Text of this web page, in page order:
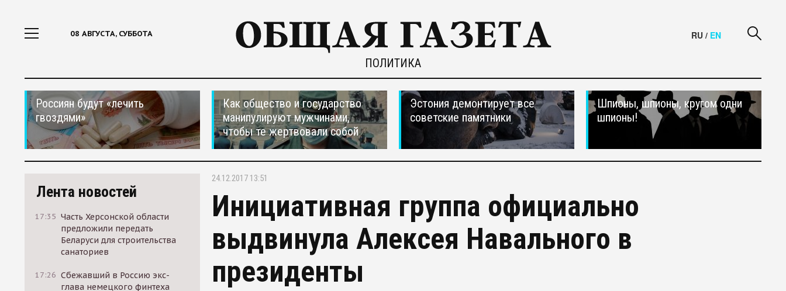
08 АВГУСТА, СУББОТА
ПОЛИТИКА
RU / EN
Россиян будут «лечить
гвоздями»
Как общество и государство
манипулируют мужчинами,
чтобы те жертвовали собой
Эстония демонтирует все
советские памятники
Шпионы, шпионы, кругом одни
шпионы!
Лента новостей
17:35 Часть Херсонской области
предложили передать
Беларуси для строительства
санаториев
17:26 Сбежавший в Россию экс-
глава немецкого финтеха
24.12.2017 13:51
Инициативная группа официально
выдвинула Алексея Навального в
президенты